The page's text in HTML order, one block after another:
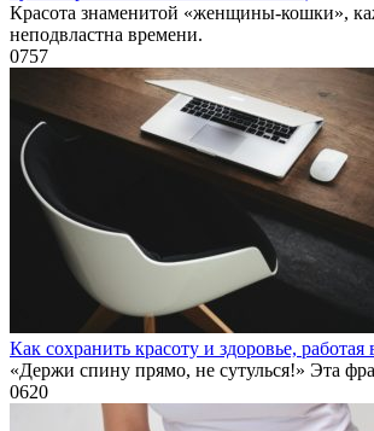
Красота знаменитой «женщины-кошки»,
неподвластна времени.
0757
Как сохранить красоту и здоровье, работая
«Держи спину прямо, не сутулься!» Эта
0620